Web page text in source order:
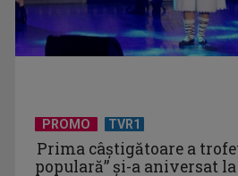
fonetică (II) / VIDEO
Prima câştigătoare a
populară” şi-a aniversat
carierei sale artistice